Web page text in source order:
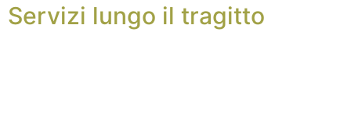
Servizi lungo il tragitto